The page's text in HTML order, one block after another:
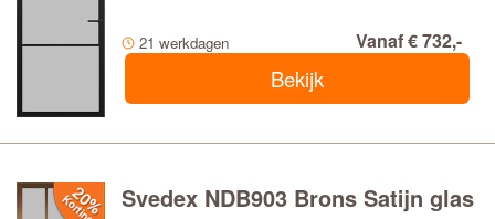
21 werkdagen Vanaf € 732,-
Bekijk
Svedex NDB903 Brons Satijn glas